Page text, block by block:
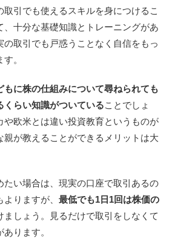
引でも使えるスキルを身につけるこ
、十分な基礎知識とトレーニングがあ
の取引でも戸惑うことなく自信をもっ
。
もに株の仕組みについて尋ねられても
くらい知識がついていることでしょ
や欧米とは違い投資教育というものが
親が教えることができるメリットは大
たい場合は、現実の口座で取引あるの
りますが、 最低でも1日1回は株価の
ましょう。見るだけで取引をしなくて
ります。